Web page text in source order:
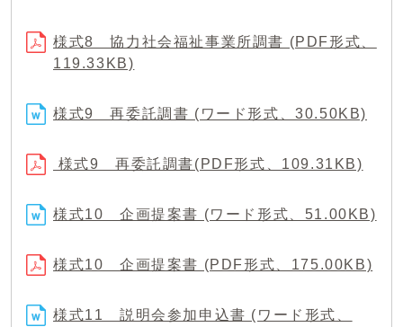
様式8 協力社会福祉事業所調書 (PDF形式、
119.33KB)
様式9 再委託調書 (ワード形式、30.50KB)
様式9 再委託調書(PDF形式、109.31KB)
様式10 企画提案書 (ワード形式、51.00KB)
様式10 企画提案書 (PDF形式、175.00KB)
様式11 説明会参加申込書 (ワード形式、